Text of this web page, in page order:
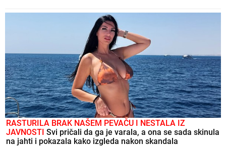
RASTURILA BRAK NAŠEM PEVAČU I NESTALA IZ
JAVNOSTI Svi pričali da ga je varala, a ona se sada skinula
na jahti i pokazala kako izgleda nakon skandala